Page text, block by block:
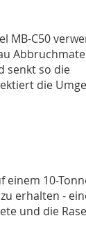
MB-C50
senkt so die
die
einem 10-
erhalten -
und die